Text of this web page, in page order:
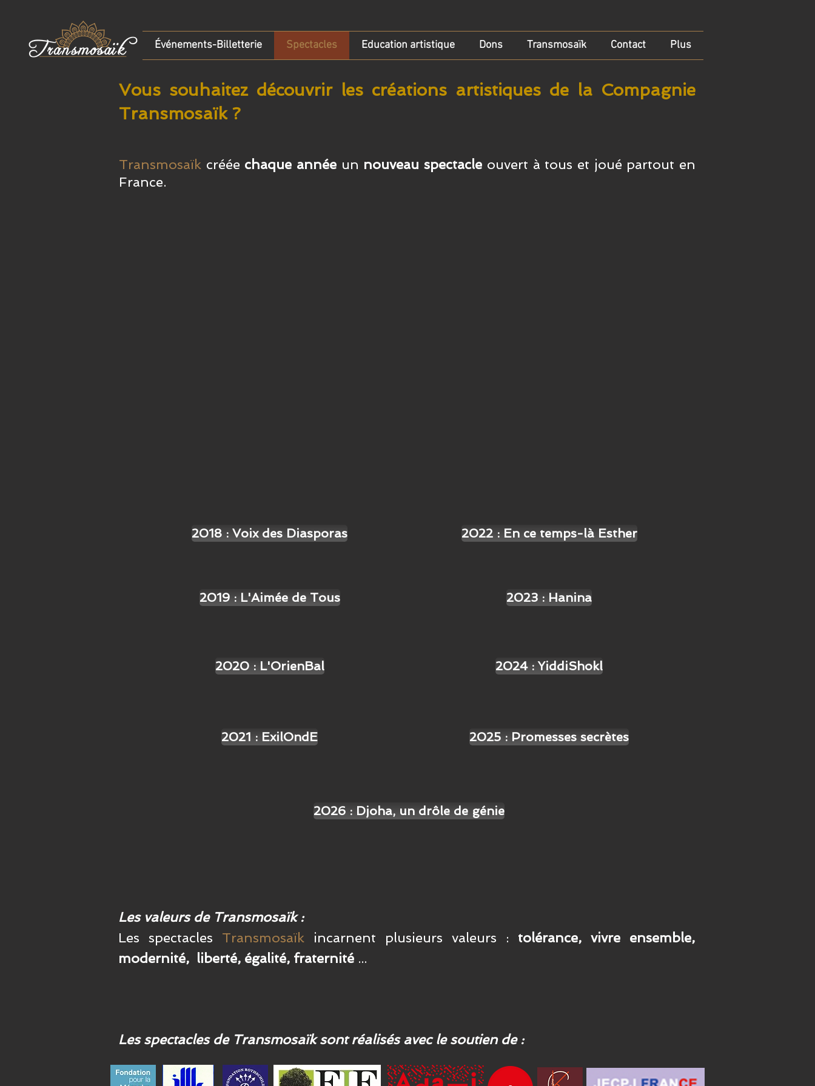
Événements-Billetterie Spectacles Education artistique Dons Transmosaïk Contact Plus
Vous souhaitez découvrir les créations artistiques de la Compagnie
Transmosaïk ?
Transmosaïk créée chaque année un nouveau spectacle ouvert à tous et joué partout en
France.
2018 : Voix des Diasporas
2019 : L'Aimée de Tous
2020 : L'OrienBal
2021 : ExilOndE
2022 : En ce temps-là Esther
2023 : Hanina
2024 : YiddiShokl
2025 : Promesses secrètes
2026 : Djoha, un drôle de génie
Les valeurs de Transmosaïk :
Les spectacles Transmosaïk incarnent plusieurs valeurs : tolérance, vivre ensemble,
modernité, liberté, égalité, fraternité ...
Les spectacles de Transmosaïk sont réalisés avec le soutien de :